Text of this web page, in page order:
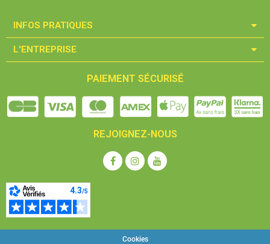
INFOS PRATIQUES​
L'ENTREPRISE​
PAIEMENT SÉCURISÉ
REJOIGNEZ-NOUS
Cookies